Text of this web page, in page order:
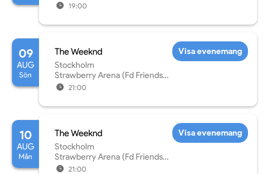
19:00
09
AUG
Sön
The Weeknd
Stockholm
Strawberry Arena (Fd Friends
Arena)
21:00
Visa evenemang
10
AUG
Mån
The Weeknd
Stockholm
Strawberry Arena (Fd Friends
Arena)
21:00
Visa evenemang